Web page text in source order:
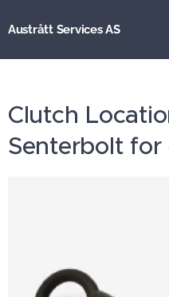
Austrått Services AS
Clutch
Senterbolt for